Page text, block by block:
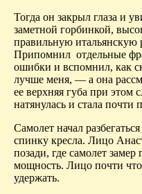
Тогда он закрыл глаза и
заметной горбинкой,
правильную итальянскую
Припомнил отдельные
ошибки и вспомнил, как
лучше меня, — а она
ее верхняя губа при этом
натянулась и стала почти
Самолет начал
спинку кресла. Лицо
позади, где самолет
мощность. Лицо почти
удержать.